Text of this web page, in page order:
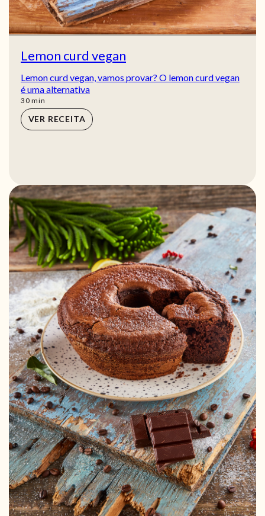
Lemon curd vegan
Lemon curd vegan, vamos provar? O lemon curd vegan
é uma alternativa
30min
min
VER RECEITA